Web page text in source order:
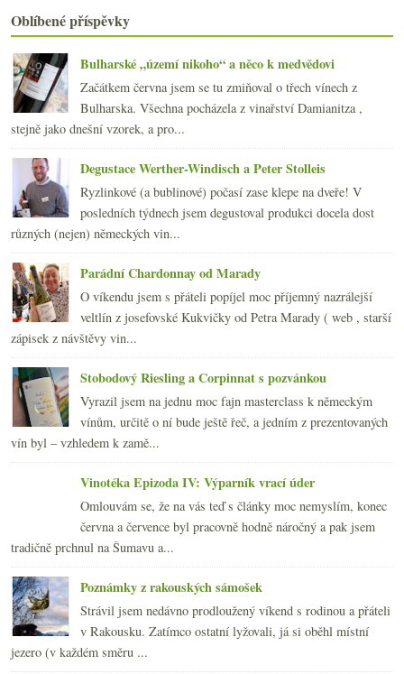
►srpna(22)
►července
►června
►května(21)
dubna(21)
►března(24)
►února(20)
►ledna (20)
►2009(249)
►2008(270)
►2007(108)
Oblíbené příspěvky
Bulharské „území nikoho“ a něco k medvědovi
Začátkem června jsem se tu zmiňoval o třech vínech z
Bulharska. Všechna pocházela z vinařství Damianitza ,
stejně jako dnešní vzorek, a pro...
Degustace Werther-Windisch a Peter Stolleis
Ryzlinkové (a bublinové) počasí zase klepe na dveře! V
posledních týdnech jsem degustoval produkci docela dost
různých (nejen) německých vin...
Parádní Chardonnay od Marady
O víkendu jsem s přáteli popíjel moc příjemný nazrálejší
veltlín z josefovské Kukvičky od Petra Marady ( web , starší
zápisek z návštěvy vin...
Stobodový Riesling a Corpinnat s pozvánkou
Vyrazil jsem na jednu moc fajn masterclass k německým
vínům, určitě o ní bude ještě řeč, a jedním z prezentovaných
vín byl – vzhledem k zamě...
Vinotéka Epizoda IV: Výparník vrací úder
Omlouvám se, že na vás teď s články moc nemyslím, konec
června a července byl pracovně hodně náročný a pak jsem
tradičně prchnul na Šumavu a...
Poznámky z rakouských sámošek
Strávil jsem nedávno prodloužený víkend s rodinou a přáteli
v Rakousku. Zatímco ostatní lyžovali, já si oběhl místní
jezero (v každém směru ...